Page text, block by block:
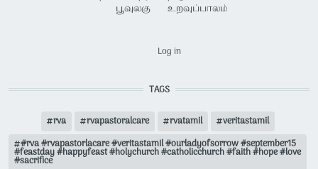
பூவுலகு
உறவுப்பாலம்
Log in
TAGS
rva rvapastoralcare rvatamil
veritastamil
#rva #rvapastorlacare #veritastamil #ourladyofsorrow #september15
#feastday #happyfeast #holychurch #catholicchurch #faith #hope #love
#sacrifice